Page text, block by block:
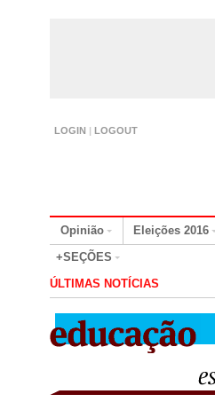
LOGIN | LOGOUT
Opinião Eleições 2016
+SEÇÕES
ÚLTIMAS NOTÍCIAS